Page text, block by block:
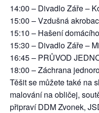
14:00 – Divadlo Záře –
15:00 – Vzdušná
15:10 – Hašení
15:30 – Divadlo Záře –
16:45 – PRŮVOD
18:00 – Záchrana
Těšit se můžete také na
malování na obličej,
připraví DDM Zvonek,